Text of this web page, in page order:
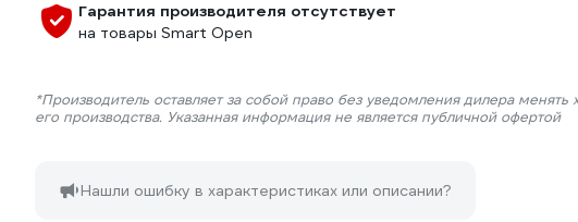
Гарантия производителя отсутствует
на товары Smart Open
*Производитель оставляет за собой право без уведомления дилера
его производства. Указанная информация не является публичной офертой
Нашли ошибку в характеристиках или описании?